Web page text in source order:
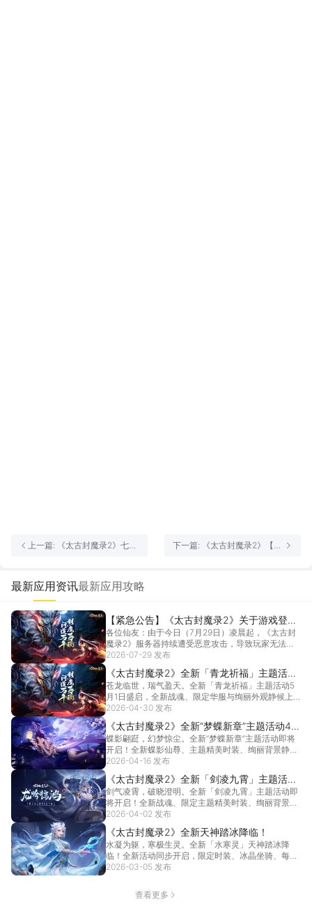
上一篇: 《太古封魔录2》七夕
下一篇: 《太古封魔录2》【重
最新应用资讯最新应用攻略
【紧急公告】《太古封魔录2》关于游戏登录
异常问题说明
各位仙友：由于今日（7月29日）凌晨起，《太古封
魔录2》服务器持续遭受恶意攻击，导致玩家无法登
录游戏... [详情]
2026-07-29 发布
《太古封魔录2》全新「青龙祈福」主题活动
5月1日盛启
苍龙临世，瑞气盈天。全新「青龙祈福」主题活动5
月1日盛启，全新战魂、限定华服与绚丽外观静候上
仙祈福获... [详情]
2026-04-30 发布
《太古封魔录2》全新“梦蝶新章”主题活动4月
17日开启！
蝶影翩跹，幻梦惊尘。全新“梦蝶新章”主题活动即将
开启！全新蝶影仙尊、主题精美时装、绚丽背景静候
上仙祈... [详情]
2026-04-16 发布
《太古封魔录2》全新「剑凌九霄」主题活动
开启！
剑气凌霄，破晓澄明。全新「剑凌九霄」主题活动即
将开启！全新战魂、限定主题精美时装、绚丽背景静
候上仙祈... [详情]
2026-04-02 发布
《太古封魔录2》全新天神踏冰降临！
水凝为躯，寒极生灵。全新「水寒灵」天神踏冰降
临！全新活动同步开启，限定时装、冰晶坐骑、每日
红包豪礼，... [详情]
2026-03-05 发布
查看更多